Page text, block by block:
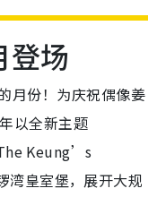
登场
月份！为庆祝偶像姜
以全新主题
Keung’s
皇室堡，展开大规